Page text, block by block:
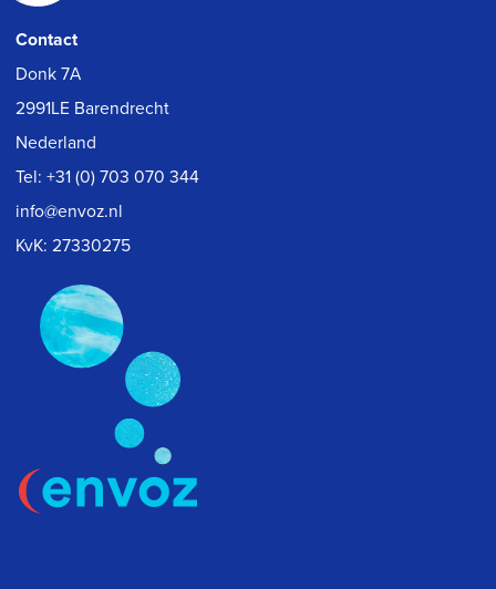
Contact
Donk 7A
2991LE Barendrecht
Nederland
Tel:+31 (0) 703 070 344
info@envoz.nl
KvK: 27330275